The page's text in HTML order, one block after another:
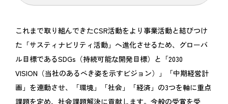
これまで取り組んできたCSR活動をより事業活動と結びつけ
た「サスティナビリティ活動」へ進化させるため、グローバ
ル目標であるSDGs（持続可能な開発目標）と「2030
VISION（当社のあるべき姿を示すビジョン）」「中期経営計
画」を連動させ、「環境」「社会」「経済」の3つを軸に重点
課題を定め、社会課題解決に貢献します。今般の受賞を受